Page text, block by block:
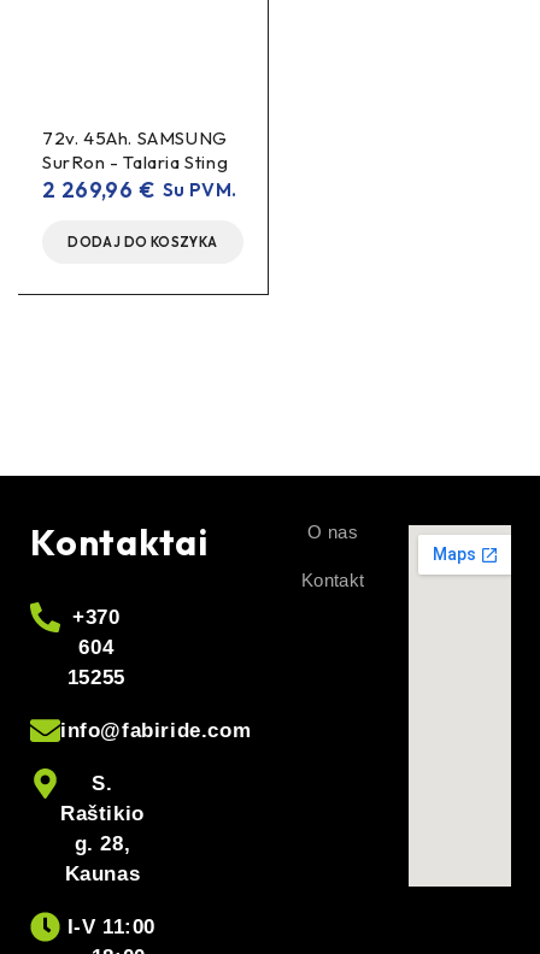
72v. 45Ah. SAMSUNG
SurRon - Talaria Sting
2 269,96 € Su PVM.
DODAJ DO KOSZYKA
Kontaktai
+370
604
15255
info@fabiride.com
S.
Raštikio
g. 28,
Kaunas
I-V 11:00
O nas
Kontakt